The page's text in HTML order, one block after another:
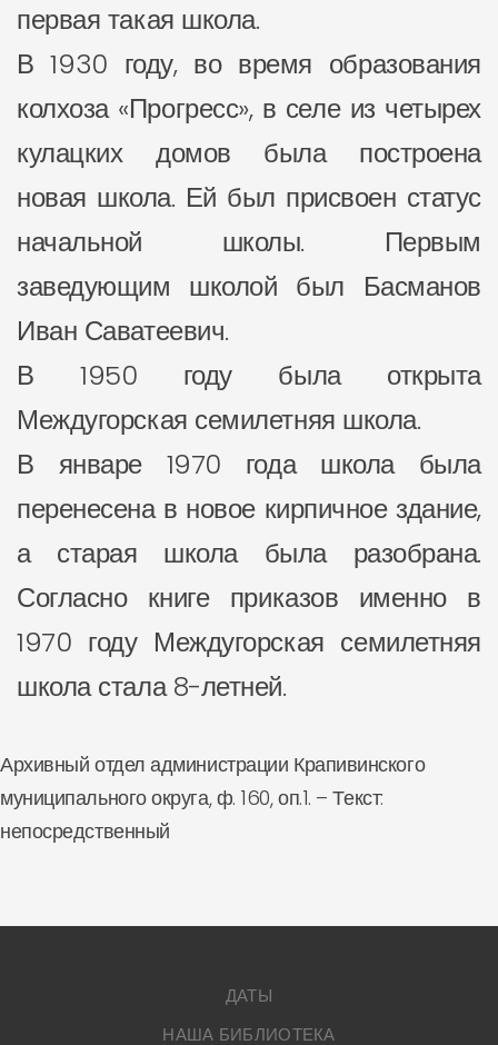
первая такая школа.
В 1930 году, во время образования
колхоза «Прогресс», в селе из четырех
кулацких домов была построена
новая школа. Ей был присвоен статус
начальной школы. Первым
заведующим школой был Басманов
Иван Саватеевич.
В 1950 году была открыта
Междугорская семилетняя школа.
В январе 1970 года школа была
перенесена в новое кирпичное здание,
а старая школа была разобрана.
Согласно книге приказов именно в
1970 году Междугорская семилетняя
школа стала 8-летней.
Архивный отдел администрации Крапивинского
муниципального округа, ф. 160, оп.1. – Текст:
непосредственный
ДАТЫ
НАША БИБЛИОТЕКА